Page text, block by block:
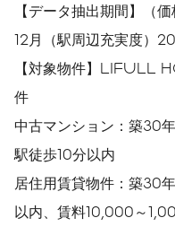
【データ抽出期間】（
12月（駅周辺充実度）
【対象物件】LIFULL
件
中古マンション：築30
駅徒歩10分以内
居住用賃貸物件：築30
以内、賃料10,000～